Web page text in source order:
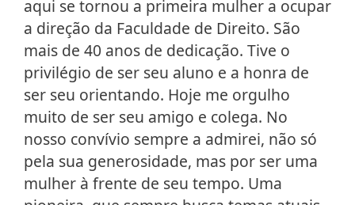
aqui se tornou a primeira mulher a ocupar
a direção da Faculdade de Direito. São
mais de 40 anos de dedicação. Tive o
privilégio de ser seu aluno e a honra de
ser seu orientando. Hoje me orgulho
muito de ser seu amigo e colega. No
nosso convívio sempre a admirei, não só
pela sua generosidade, mas por ser uma
mulher à frente de seu tempo. Uma